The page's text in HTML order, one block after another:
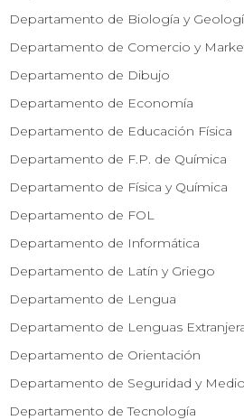
Departamento de Biología y
Departamento de Comercio y
Departamento de Dibujo
Departamento de Economía
Departamento de Educación Física
Departamento de F.P. de Química
Departamento de Física y Química
Departamento de FOL
Departamento de Informática
Departamento de Latín y Griego
Departamento de Lengua
Departamento de Lenguas
Departamento de Orientación
Departamento de Seguridad y
Departamento de Tecnología